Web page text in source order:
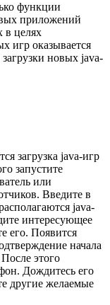
функции
приложений
в целях
игр оказывается
загрузки новых java-
загрузка java-игр
запустите
или
Введите в
java-
интересующее
его. Появится
начала
этого
Дождитесь его
другие желаемые